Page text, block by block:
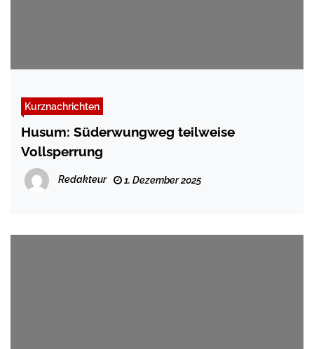
Kurznachrichten
Husum: Süderwungweg teilweise
Vollsperrung
Redakteur 1. Dezember 2025